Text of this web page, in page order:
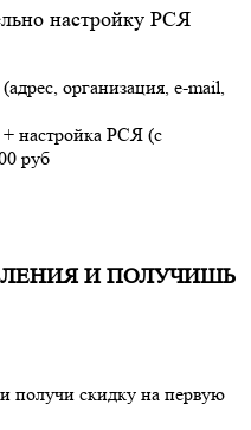
настройку РСЯ
организация, e-mail,
настройка РСЯ (с
руб
И ПОЛУЧИШЬ
получи скидку на первую